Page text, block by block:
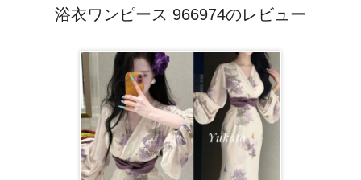
浴衣ワンピース 966974のレビュー